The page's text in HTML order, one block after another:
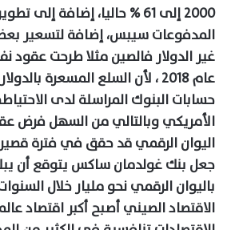
2000 إلى 61 % حاليا، إضافة
المدفوعات سيبس، إضافة لتسعير
غير الدولار فالصين مثلا طرحت عقود
عام 2018 ، لأن السلع المسعرة
حسابات البنوك المراسلة لدى
الأمريكي وبالتالي من السهل فرض
اليوان الرقمي قد حقق في فترة
جعل بنك غولدمان ساكس يتوقع أن
باليوان الرقمي نحو مليار خلال
الاقتصاد الصيني أصبح أكبر اقتصاد